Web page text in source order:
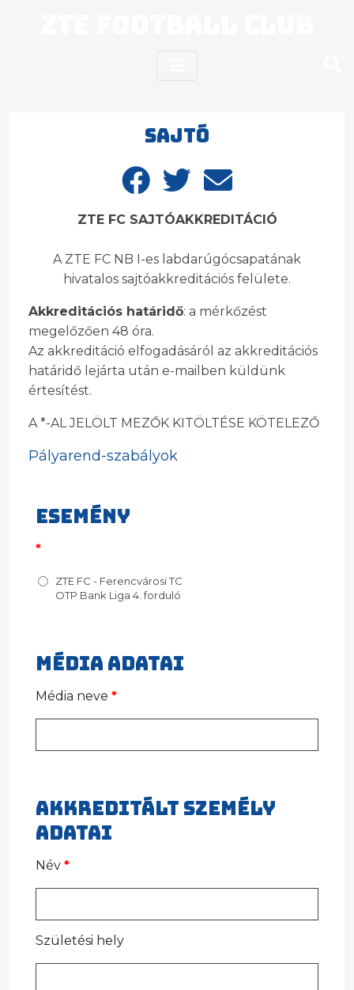
Sajtó
ZTE FC SAJTÓAKKREDITÁCIÓ
A ZTE FC NB I-es labdarúgócsapatának
hivatalos sajtóakkreditációs felülete.
Akkreditációs határidő: a mérkőzést
megelőzően 48 óra.
Az akkreditáció elfogadásáról az akkreditációs
határidő lejárta után e-mailben küldünk
értesítést.
A *-AL JELÖLT MEZŐK KITÖLTÉSE KÖTELEZŐ
Pályarend-szabályok